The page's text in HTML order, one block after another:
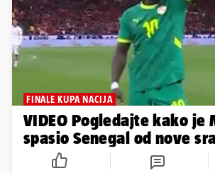
FINALE KUPA NACIJA
VIDEO Pogledajte kako je
spasio Senegal od nove